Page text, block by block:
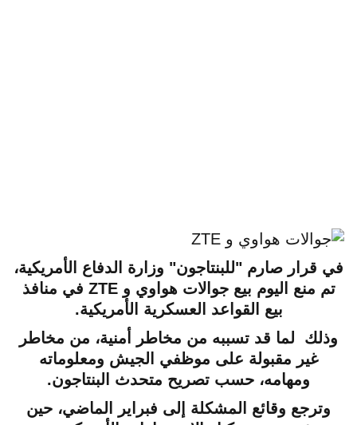
في قرار صارم "للبنتاجون" وزارة الدفاع الأمريكية،
تم منع اليوم بيع جوالات هواوي و ZTE في منافذ
بيع القواعد العسكرية الأمريكية.
وذلك لما قد تسببه من مخاطر أمنية، من مخاطر
غير مقبولة على موظفي الجيش ومعلوماته
ومهامه، حسب تصريح متحدث البنتاجون.
وترجع وقائع المشكلة إلى فبراير الماضي، حين